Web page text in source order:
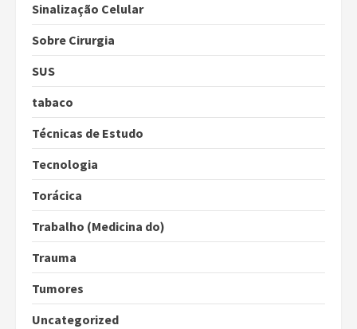
Sinalização Celular
Sobre Cirurgia
SUS
tabaco
Técnicas de Estudo
Tecnologia
Torácica
Trabalho (Medicina do)
Trauma
Tumores
Uncategorized